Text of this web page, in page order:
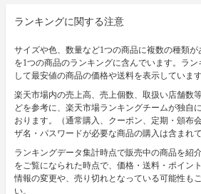
ランキングに関する注意
サイズや色、数量など1つの商品に複数の種類
を1つの商品のランキングに含んでいます。ラ
して最安値の商品の価格や送料を表示しています
楽天市場内の売上高、売上個数、取扱い店舗数
どを参考に、楽天市場ランキングチームが独自
おります。（通常購入、クーポン、定期・頒布
ザ名・パスワードが必要な商品の購入は含まれ
ランキングデータ集計時点で販売中の商品を紹
をご覧になられた時点で、価格・送料・ポイン
情報の変更や、売り切れとなっている可能性も
い。